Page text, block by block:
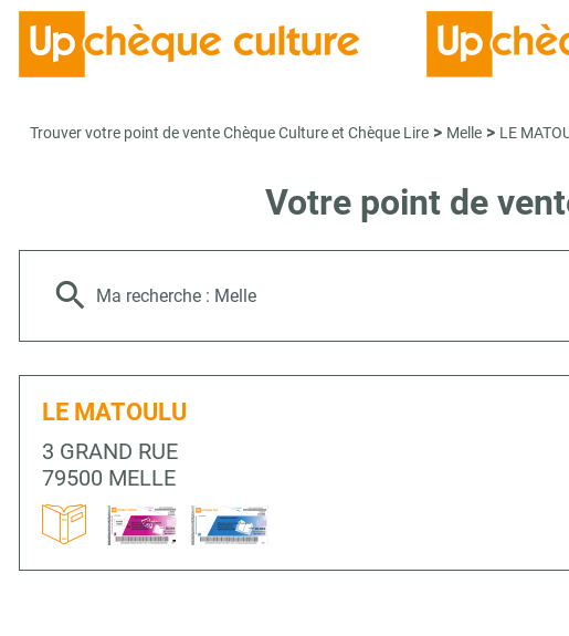
Trouver votre point de vente Chèque Culture et Chèque Lire > Melle > LE
Votre point de
Ma recherche : Melle
LE MATOULU
3 GRAND RUE
79500 MELLE